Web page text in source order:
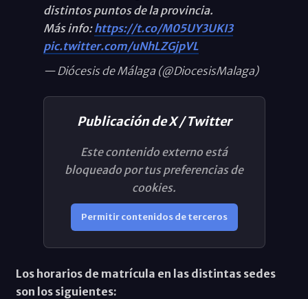
distintos puntos de la provincia.
Más info:https://t.co/M05UY3UKI3
pic.twitter.com/uNhLZGjpVL
— Diócesis de Málaga (@DiocesisMalaga)
Publicación de X / Twitter
Este contenido externo está
bloqueado por tus preferencias de
cookies.
Permitir contenidos de terceros
Los horarios de matrícula en las distintas sedes
son los siguientes: